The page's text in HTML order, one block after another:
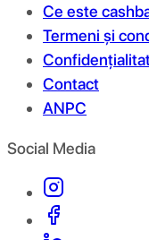
Ce este
Termeni și
Contact
ANPC
Social Media